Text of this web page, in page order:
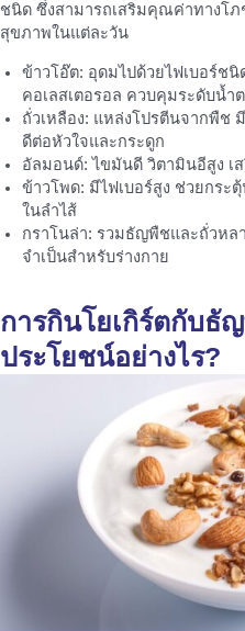
ชนิด ซึ่งสามารถเสริมคุณค่าทางโ
สุขภาพในแต่ละวัน
ข้าวโอ๊ต: อุดมไปด้วยไฟเบอร์ช
คอเลสเตอรอล ควบคุมระดับน้ำ
ถั่วเหลือง: แหล่งโปรตีนจากพืช
ดีต่อหัวใจและกระดูก
อัลมอนด์: ไขมันดี วิตามินอีสูง เ
ข้าวโพด: มีไฟเบอร์สูง ช่วยกระ
ในลำไส้
กราโนล่า: รวมธัญพืชและถั่วหล
จำเป็นสำหรับร่างกาย
การกินโยเกิร์ตกับธั
ประโยชน์อย่างไร?